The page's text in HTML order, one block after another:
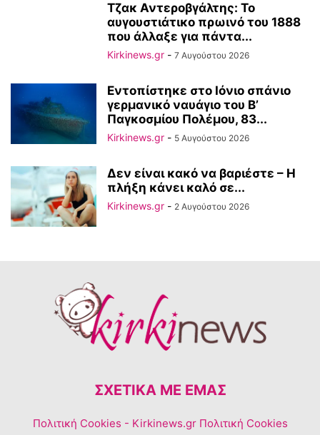
Τζακ Αντεροβγάλτης: To
αυγουστιάτικο πρωινό του 1888
που άλλαξε για πάντα...
Kirkinews.gr - 7 Αυγούστου 2026
Εντοπίστηκε στο Ιόνιο σπάνιο
γερμανικό ναυάγιο του Β’
Παγκοσμίου Πολέμου, 83...
Kirkinews.gr - 5 Αυγούστου 2026
Δεν είναι κακό να βαριέστε – Η
πλήξη κάνει καλό σε...
Kirkinews.gr - 2 Αυγούστου 2026
ΣΧΕΤΙΚΆ ΜΕ ΕΜΆΣ
Πολιτική Cookies - Kirkinews.gr Πολιτική Cookies